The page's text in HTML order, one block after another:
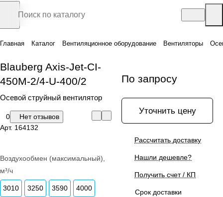
Главная Каталог Вентиляционное оборудование Вентиляторы
Blauberg Axis-Jet-CI-
450M-2/4-U-400/2
Осевой струйный вентилятор
0
Нет отзывов
Арт. 164132
Воздухообмен (максимальный),
м³/ч
3010 3250 3590 4000
По запросу
Уточнить цену
Рассчитать доставку
Нашли дешевле?
Получить счет / КП
Срок доставки